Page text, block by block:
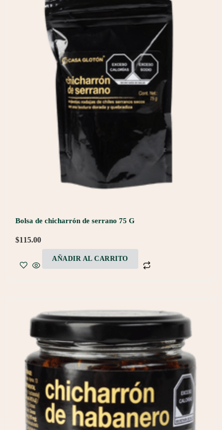
Bolsa de chicharrón de serrano 75 G
$115.00
AÑADIR AL CARRITO